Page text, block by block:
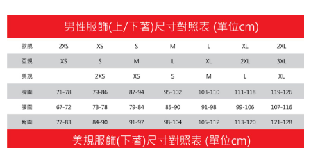
宅配貨到付款(離島恕不配送)
每筆NT$180